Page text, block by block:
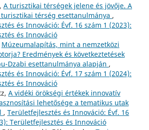
A turisztikai térségek jelene és jövője. A
turisztikai térség esettanulmánya ,
és Innováció: Évf. 16 szám 1 (2023):
és Innováció
Múzeumalapítás, mint a nemzetközi
Eredmények és következtetések
Dzabi esettanulmánya alapján ,
és Innováció: Évf. 17 szám 1 (2024):
és Innováció
A vidéki örökségi értékek innovatív
lehetősége a tematikus utak
, Területfejlesztés és Innováció: Évf. 16
Területfejlesztés és Innováció